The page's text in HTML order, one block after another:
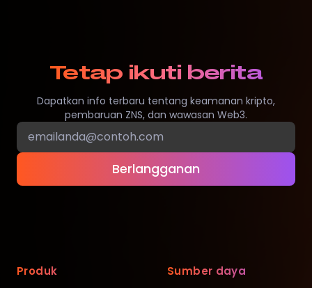
Tetap ikuti berita
Dapatkan info terbaru tentang keamanan kripto,
pembaruan ZNS, dan wawasan Web3.
Berlangganan
Produk Sumber daya